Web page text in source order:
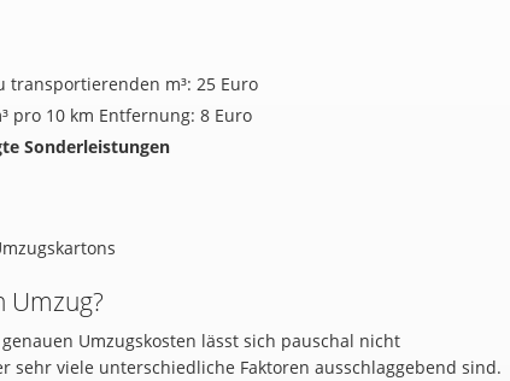
transportierenden m³: 25 Euro
pro 10 km Entfernung: 8 Euro
Sonderleistungen
Umzug?
Umzugskosten lässt sich pauschal nicht
sehr viele unterschiedliche Faktoren ausschlaggebend sind.